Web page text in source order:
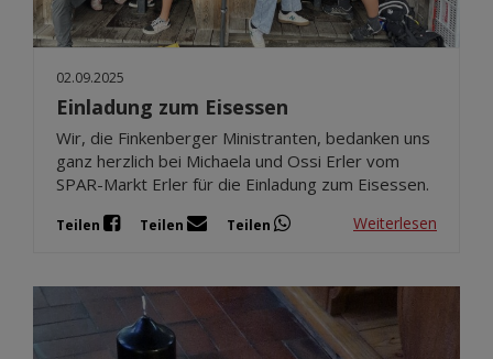
02.09.2025
Einladung zum Eisessen
Wir, die Finkenberger Ministranten, bedanken uns
ganz herzlich bei Michaela und Ossi Erler vom
SPAR-Markt Erler für die Einladung zum Eisessen.
Teilen Teilen Teilen Weiterlesen